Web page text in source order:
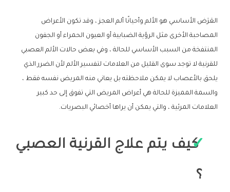
العَرَض الأساسي هو الألم وأحيانًا ألم العجز ، وقد تكون الأعراض
المصاحبة الأخرى مثل الرؤية الضبابية أو العيون الحمراء أو الجفون
المنتفخة من السبب الأساسي للحالة ، وفي بعض حالات الألم العصبي
للقرنية لا توجد سوى القليل من العلامات لتفسير الألم لأن الضرر الذي
يلحق بالأعصاب لا يمكن ملاحظته بل يعاني منه المريض نفسه فقط ،
والسمة المميزة للحالة هي أعراض المريض التي تفوق إلى حد كبير
العلامات المرئية ، والتي يمكن أن يراها أخصائي البصريات.
كيف يتم علاج القرنية العصبي
؟